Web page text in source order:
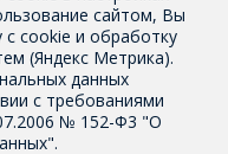
сайтом, Вы
с cookie и обработку
(Яндекс Метрика).
данных
с требованиями
№ 152-Ф3 "О